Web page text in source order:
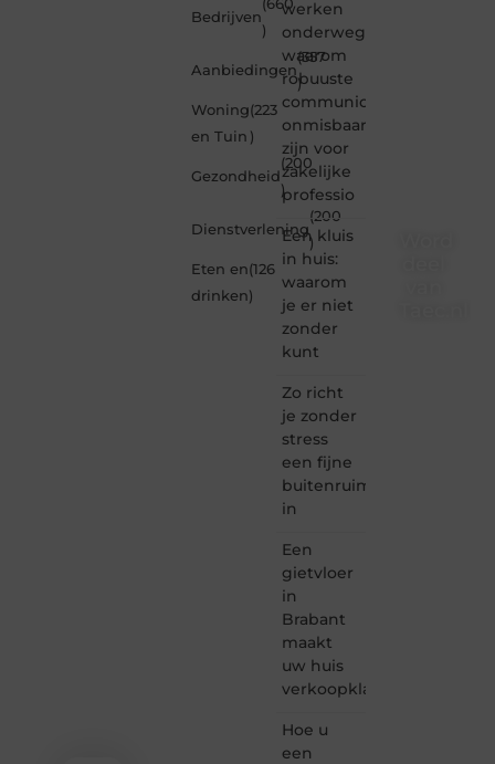
Bedrijven
(660
)
Aanbiedingen
(357
)
Woning
en Tuin
(223
)
Gezondheid
(200
)
Dienstverlening
(200
)
Eten en
drinken
(126
)
werken
onderweg:
waarom
robuuste
communicatiemiddelen
onmisbaar
zijn voor
zakelijke
professio
Een kluis
in huis:
waarom
je er niet
zonder
kunt
Zo richt
je zonder
stress
een fijne
buitenruimte
in
Een
gietvloer
in
Brabant
maakt
uw huis
verkoopklaar
Hoe u
een